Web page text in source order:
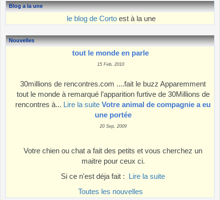
Blog a la une
le blog de Cortoest à la une
Nouvelles
tout le monde en parle
15 Feb, 2010
30millions de rencontres.com ....fait le buzz Apparemment
tout le monde à remarqué l’apparition furtive de 30Millions de
rencontres à... Lire la suite Votre animal de compagnie a eu
une portée
20 Sep, 2009
Votre chien ou chat a fait des petits et vous cherchez un
maitre pour ceux ci.
Si ce n'est déja fait : Lire la suite
Toutes les nouvelles